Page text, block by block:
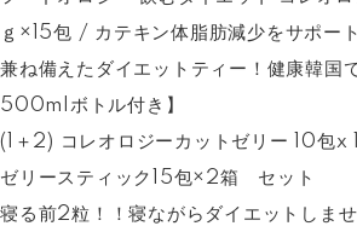
ｇ×15包 / カテキン体脂肪減少をサポー
兼ね備えたダイエットティー！健康韓国
500mlボトル付き】
(1＋2) コレオロジーカットゼリー 10包x
ゼリースティック15包×2箱 セット
寝る前2粒！！寝ながらダイエットしま